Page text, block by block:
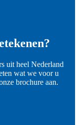
uit heel Nederland
wat we voor u
brochure aan.